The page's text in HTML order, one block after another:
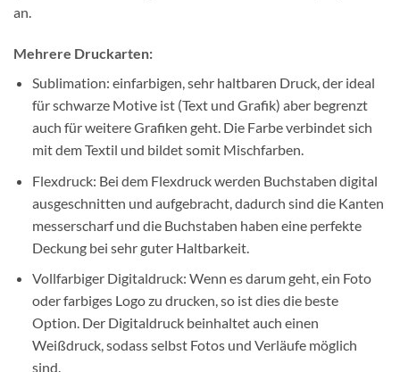
an.
Mehrere Druckarten:
Sublimation: einfarbigen, sehr haltbaren Druck, der ideal
für schwarze Motive ist (Text und Grafik) aber begrenzt
auch für weitere Grafiken geht. Die Farbe verbindet sich
mit dem Textil und bildet somit Mischfarben.
Flexdruck: Bei dem Flexdruck werden Buchstaben digital
ausgeschnitten und aufgebracht, dadurch sind die Kanten
messerscharf und die Buchstaben haben eine perfekte
Deckung bei sehr guter Haltbarkeit.
Vollfarbiger Digitaldruck: Wenn es darum geht, ein Foto
oder farbiges Logo zu drucken, so ist dies die beste
Option. Der Digitaldruck beinhaltet auch einen
Weißdruck, sodass selbst Fotos und Verläufe möglich
sind.